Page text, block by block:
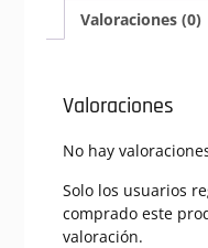
Valoraciones (0)
Valoraciones
No hay
Solo los usuarios
comprado este
valoración.